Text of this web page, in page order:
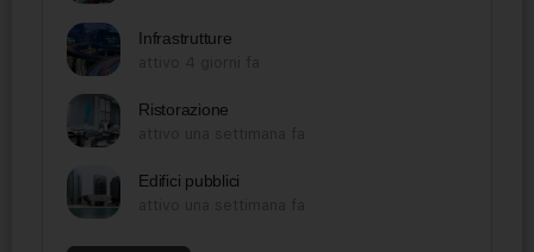
Infrastrutture
Ristorazione
Edifici pubblici